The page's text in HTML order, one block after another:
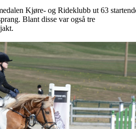
Kjøre- og Rideklubb ut 63
Blant disse var også tre